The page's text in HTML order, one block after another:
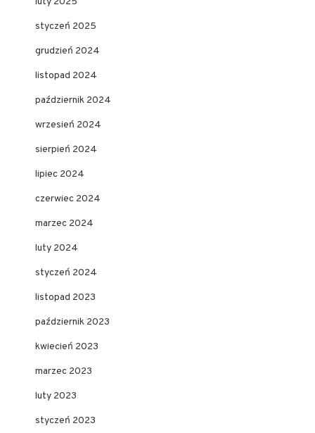
styczeń 2025
grudzień 2024
listopad 2024
październik 2024
wrzesień 2024
sierpień 2024
lipiec 2024
czerwiec 2024
marzec 2024
luty 2024
styczeń 2024
listopad 2023
październik 2023
kwiecień 2023
marzec 2023
luty 2023
styczeń 2023